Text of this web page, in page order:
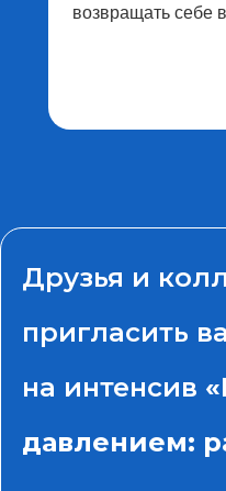
возвращать себе
Друзья и
пригласить
на интенсив
давлением: